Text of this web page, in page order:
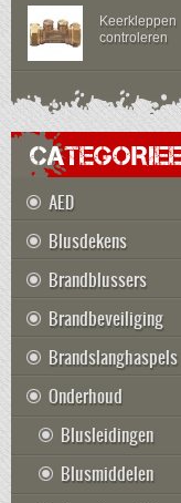
Keerkleppen
controleren
AED
Blusdekens
Brandblussers
Brandbeveiliging
Brandslanghaspels
Onderhoud
Blusleidingen
Blusmiddelen